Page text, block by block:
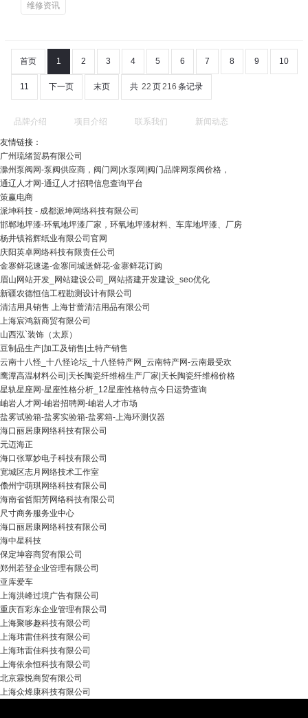
维修资讯
首页 1 2 3 4 5 6 7 8 9 10
11 下一页 末页 共 22 页216 条记录
品牌介绍 项目介绍 联系我们 新闻动态
友情链接：
广州琉绪贸易有限公司
滁州泵阀网-泵阀供应商，阀门网|水泵网|阀门品牌网泵阀价格，
通辽人才网-通辽人才招聘信息查询平台
策赢电商
派坤科技 - 成都派坤网络科技有限公司
邯郸地坪漆-环氧地坪漆厂家，环氧地坪漆材料、车库地坪漆、厂房
杨井镇裕辉纸业有限公司官网
庆阳英卓网络科技有限责任公司
金寨鲜花速递-金寨同城送鲜花-金寨鲜花订购
眉山网站开发_网站建设公司_网站搭建开发建设_seo优化
新疆农德恒信工程勘测设计有限公司
清洁用具销售 上海甘蔷清洁用品有限公司
上海宸鸿新商贸有限公司
山西泓`装饰（太原）
豆制品生产|加工及销售|土特产销售
云南十八怪_十八怪论坛_十八怪特产网_云南特产网-云南最受欢
鹰潭高温材料公司|天长陶瓷纤维棉生产厂家|天长陶瓷纤维棉价格
星轨星座网-星座性格分析_12星座性格特点今日运势查询
岫岩人才网-岫岩招聘网-岫岩人才市场
盐雾试验箱-盐雾实验箱-盐雾箱-上海环测仪器
海口丽居康网络科技有限公司
元迈海正
海口张覃妙电子科技有限公司
宽城区志月网络技术工作室
儋州宁萌琪网络科技有限公司
海南省哲阳芳网络科技有限公司
尺寸商务服务业中心
海口丽居康网络科技有限公司
海中星科技
保定坤容商贸有限公司
郑州若登企业管理有限公司
亚库爱车
上海洪峰过境广告有限公司
重庆百彩东企业管理有限公司
上海聚哆趣科技有限公司
上海玮雷佳科技有限公司
上海玮雷佳科技有限公司
上海依余恒科技有限公司
北京霖悦商贸有限公司
上海众烽康科技有限公司